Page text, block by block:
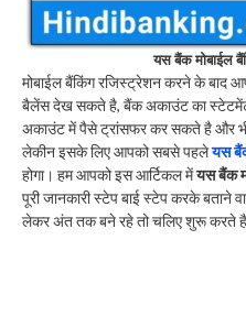
यस बैंक मोबाईल
मोबाईल बैंकिंग रजिस्ट्रेशन करने के बाद
बैलेंस देख सकते है, बैंक अकाउंट का
अकाउंट में पैसे ट्रांसफर कर सकते है और
लेकीन इसके लिए आपको सबसे पहलेयस
होगा। हम आपको इस आर्टिकल मेंयस बैंक
पूरी जानकारी स्टेप बाई स्टेप करके बताने
लेकर अंत तक बने रहे तो चलिए शुरू करते